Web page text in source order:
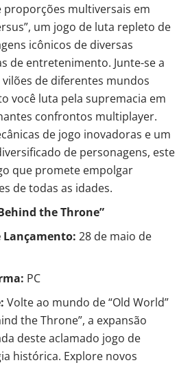
proporções multiversais em
um jogo de luta repleto de
icônicos de diversas
de entretenimento. Junte-se a
vilões de diferentes mundos
você luta pela supremacia em
confrontos multiplayer.
de jogo inovadoras e um
de personagens, este
que promete empolgar
de todas as idades.
the Throne”
Lançamento: 28 de maio de
PC
Volte ao mundo de “Old World”
the Throne”, a expansão
deste aclamado jogo de
histórica. Explore novos